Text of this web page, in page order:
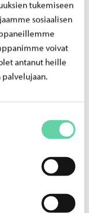
tukemiseen
sosiaalisen
voivat
antanut heille